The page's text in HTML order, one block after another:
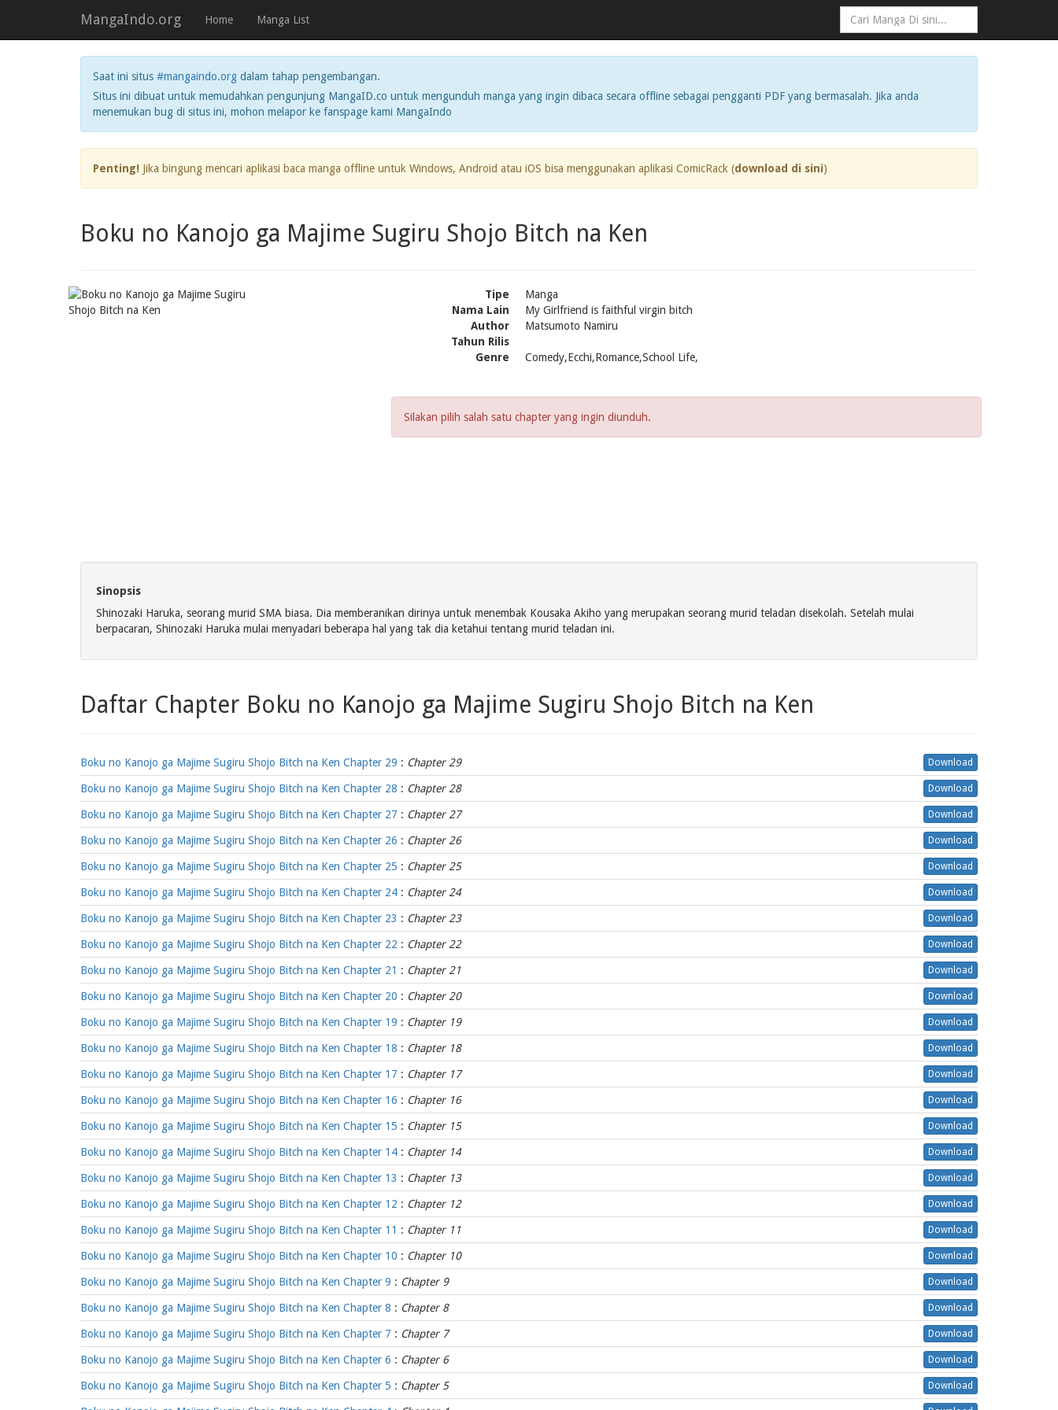
MangaIndo.org Home Manga List
Saat ini situs #mangaindo.org dalam tahap pengembangan.
Situs ini dibuat untuk memudahkan pengunjung MangaID.co untuk mengunduh manga yang ingin dibaca secara offline sebagai pengganti PDF yang bermasalah. Jika anda
menemukan bug di situs ini, mohon melapor ke fanspage kami MangaIndo
Penting! Jika bingung mencari aplikasi baca manga offline untuk Windows, Android atau iOS bisa menggunakan aplikasi ComicRack (download di sini)
Boku no Kanojo ga Majime Sugiru Shojo Bitch na Ken
Tipe
Manga
Nama Lain
My Girlfriend is faithful virgin bitch
Author
Matsumoto Namiru
Tahun Rilis
Genre
Comedy,Ecchi,Romance,School Life,
Silakan pilih salah satu chapter yang ingin diunduh.
Sinopsis
Shinozaki Haruka, seorang murid SMA biasa. Dia memberanikan dirinya untuk menembak Kousaka Akiho yang merupakan seorang murid teladan disekolah. Setelah mulai
berpacaran, Shinozaki Haruka mulai menyadari beberapa hal yang tak dia ketahui tentang murid teladan ini.
Daftar Chapter Boku no Kanojo ga Majime Sugiru Shojo Bitch na Ken
Boku no Kanojo ga Majime Sugiru Shojo Bitch na Ken Chapter 29 : Chapter 29 Download
Boku no Kanojo ga Majime Sugiru Shojo Bitch na Ken Chapter 28 : Chapter 28 Download
Boku no Kanojo ga Majime Sugiru Shojo Bitch na Ken Chapter 27 : Chapter 27 Download
Boku no Kanojo ga Majime Sugiru Shojo Bitch na Ken Chapter 26 : Chapter 26 Download
Boku no Kanojo ga Majime Sugiru Shojo Bitch na Ken Chapter 25 : Chapter 25 Download
Boku no Kanojo ga Majime Sugiru Shojo Bitch na Ken Chapter 24 : Chapter 24 Download
Boku no Kanojo ga Majime Sugiru Shojo Bitch na Ken Chapter 23 : Chapter 23 Download
Boku no Kanojo ga Majime Sugiru Shojo Bitch na Ken Chapter 22 : Chapter 22 Download
Boku no Kanojo ga Majime Sugiru Shojo Bitch na Ken Chapter 21 : Chapter 21 Download
Boku no Kanojo ga Majime Sugiru Shojo Bitch na Ken Chapter 20 : Chapter 20 Download
Boku no Kanojo ga Majime Sugiru Shojo Bitch na Ken Chapter 19 : Chapter 19 Download
Boku no Kanojo ga Majime Sugiru Shojo Bitch na Ken Chapter 18 : Chapter 18 Download
Boku no Kanojo ga Majime Sugiru Shojo Bitch na Ken Chapter 17 : Chapter 17 Download
Boku no Kanojo ga Majime Sugiru Shojo Bitch na Ken Chapter 16 : Chapter 16 Download
Boku no Kanojo ga Majime Sugiru Shojo Bitch na Ken Chapter 15 : Chapter 15 Download
Boku no Kanojo ga Majime Sugiru Shojo Bitch na Ken Chapter 14 : Chapter 14 Download
Boku no Kanojo ga Majime Sugiru Shojo Bitch na Ken Chapter 13 : Chapter 13 Download
Boku no Kanojo ga Majime Sugiru Shojo Bitch na Ken Chapter 12 : Chapter 12 Download
Boku no Kanojo ga Majime Sugiru Shojo Bitch na Ken Chapter 11 : Chapter 11 Download
Boku no Kanojo ga Majime Sugiru Shojo Bitch na Ken Chapter 10 : Chapter 10 Download
Boku no Kanojo ga Majime Sugiru Shojo Bitch na Ken Chapter 9 : Chapter 9 Download
Boku no Kanojo ga Majime Sugiru Shojo Bitch na Ken Chapter 8 : Chapter 8 Download
Boku no Kanojo ga Majime Sugiru Shojo Bitch na Ken Chapter 7 : Chapter 7 Download
Boku no Kanojo ga Majime Sugiru Shojo Bitch na Ken Chapter 6 : Chapter 6 Download
Boku no Kanojo ga Majime Sugiru Shojo Bitch na Ken Chapter 5 : Chapter 5 Download